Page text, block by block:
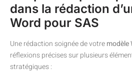
dans la rédaction
Word pour SAS
Une rédaction soignée de votremodèle
réflexions précises sur plusieurs
stratégiques :